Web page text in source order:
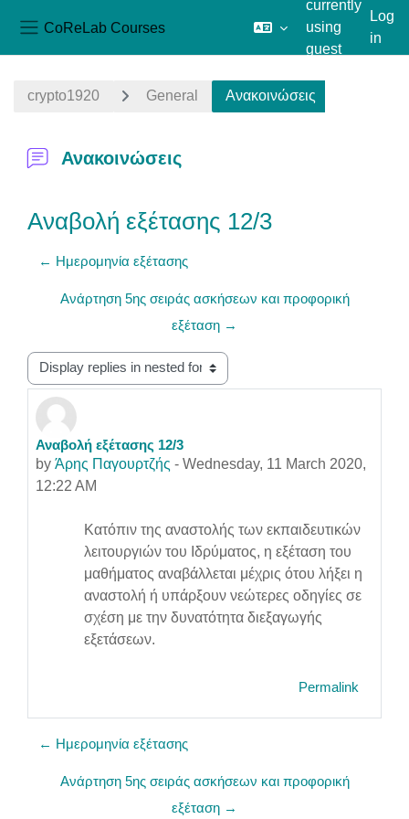
CoReLab Courses
currently
using
guest
Log
in
crypto1920 General Ανακοινώσεις
Ανακοινώσεις
Αναβολή εξέτασης 12/3
← Ημερομηνία εξέτασης
Ανάρτηση 5ης σειράς ασκήσεων και προφορική
εξέταση →
Display mode
Αναβολή εξέτασης 12/3
by Άρης Παγουρτζής - Wednesday, 11 March 2020,
12:22 AM
Number of replies: 0
Κατόπιν της αναστολής των εκπαιδευτικών
λειτουργιών του Ιδρύματος, η εξέταση του
μαθήματος αναβάλλεται μέχρις ότου λήξει η
αναστολή ή υπάρξουν νεώτερες οδηγίες σε
σχέση με την δυνατότητα διεξαγωγής
εξετάσεων.
Permalink
← Ημερομηνία εξέτασης
Ανάρτηση 5ης σειράς ασκήσεων και προφορική
εξέταση →